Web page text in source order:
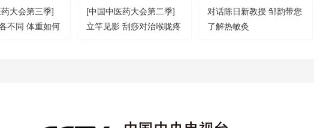
大会第三季]
不同 体重如何
[中国中医药大会第二季]
立竿见影 刮痧对治喉咙疼
对话陈日新教授 邹韵带您
了解热敏灸